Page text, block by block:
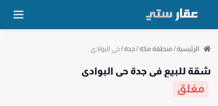
الرئيسية/منطقة مكة/جدة/حي البوادي
شقة للبيع في جدة حي البوادي
مغلق